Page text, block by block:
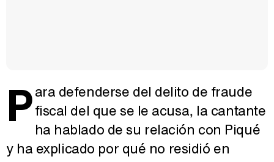
Para defenderse del delito de fraude
fiscal del que se le acusa, la cantante
ha hablado de su relación con Piqué
y ha explicado por qué no residió en